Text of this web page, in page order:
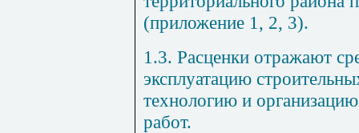
(приложение 1, 2, 3).
1.3. Расценки отражают
эксплуатацию
технологию и
работ.